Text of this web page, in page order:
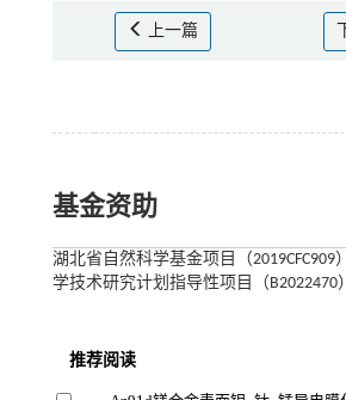
上一篇
基金资助
湖北省自然科学基金项目（2019CFC909
学技术研究计划指导性项目（B2022470）